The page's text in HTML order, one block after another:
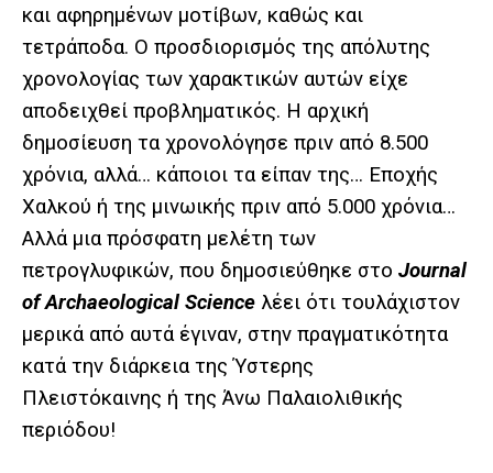
και αφηρημένων μοτίβων, καθώς και
τετράποδα. Ο προσδιορισμός της απόλυτης
χρονολογίας των χαρακτικών αυτών είχε
αποδειχθεί προβληματικός. Η αρχική
δημοσίευση τα χρονολόγησε πριν από 8.500
χρόνια, αλλά… κάποιοι τα είπαν της… Εποχής
Χαλκού ή της μινωικής πριν από 5.000 χρόνια…
Αλλά μια πρόσφατη μελέτη των
πετρογλυφικών, που δημοσιεύθηκε στο Journal
of Archaeological Science λέει ότι τουλάχιστον
μερικά από αυτά έγιναν, στην πραγματικότητα
κατά την διάρκεια της Ύστερης
Πλειστόκαινης ή της Άνω Παλαιολιθικής
περιόδου!